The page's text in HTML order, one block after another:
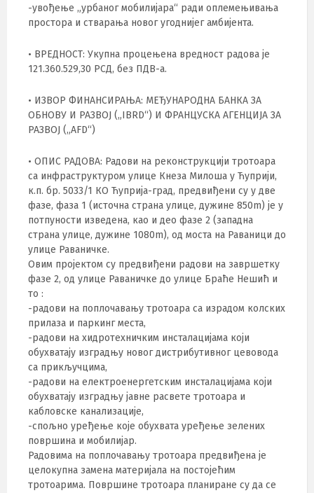
-увођење „урбаног мобилијара“ ради оплемењивања
простора и стварања новог угоднијег амбијента.
• ВРЕДНОСТ: Укупна процењена вредност радова је
121.360.529,30 РСД, без ПДВ-а.
• ИЗВОР ФИНАНСИРАЊА: МЕЂУНАРОДНА БАНКА ЗА
ОБНОВУ И РАЗВОЈ („IBRD“) И ФРАНЦУСКА АГЕНЦИЈА ЗА
РАЗВОЈ („АFD“)
• ОПИС РАДОВА: Радови на реконструкцији тротоара
са инфраструктуром улице Кнеза Милоша у Ћуприји,
к.п. бр. 5033/1 КО Ћуприја-град, предвиђени су у две
фазе, фаза 1 (источна страна улице, дужине 850m) је у
потпуности изведена, као и део фазе 2 (западна
страна улице, дужине 1080m), од моста на Раваници до
улице Раваничке.
Овим пројектом су предвиђени радови на завршетку
фазе 2, од улице Раваничке до улице Браће Нешић и
то :
-радови на поплочавању тротоара са израдом колских
прилаза и паркинг места,
-радови на хидротехничким инсталацијама који
обухватају изградњу новог дистрибутивног цевовода
са прикључцима,
-радови на електроенергетским инсталацијама који
обухватају изградњу јавне расвете тротоара и
кабловске канализације,
-спољно уређење које обухвата уређење зелених
површина и мобилијар.
Радовима на поплочавању тротоара предвиђена је
целокупна замена материјала на постојећим
тротоарима. Површине тротоара планиране су да се